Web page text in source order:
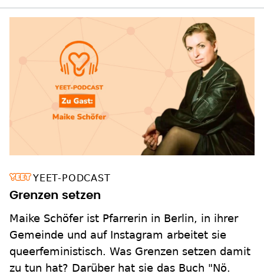
YEET-PODCAST
Grenzen setzen
Maike Schöfer ist Pfarrerin in Berlin, in ihrer
Gemeinde und auf Instagram arbeitet sie
queerfeministisch. Was Grenzen setzen damit
zu tun hat? Darüber hat sie das Buch "Nö.